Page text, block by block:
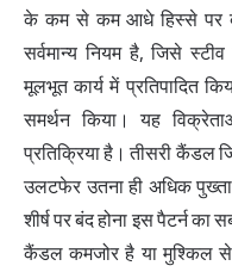
के कम से कम आधे हिस्से पर
सर्वमान्य नियम है, जिसे
मूलभूत कार्य में प्रतिपादित
समर्थन किया। यह
प्रतिक्रिया है। तीसरी कैंडल
उलटफेर उतना ही अधिक
शीर्ष पर बंद होना इस पैटर्न
कैंडल कमजोर है या मुश्किल से